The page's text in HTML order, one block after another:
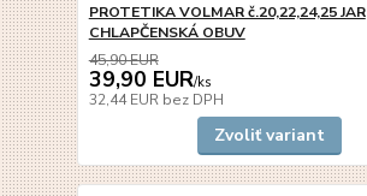
PROTETIKA VOLMAR č.20,22,24,25 JAR
CHLAPČENSKÁ OBUV
45,90 EUR
39,90 EUR/ks
32,44 EUR bez DPH
Zvoliť variant